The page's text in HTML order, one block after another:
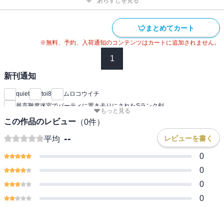
まとめてカート
※無料、予約、入荷通知のコンテンツはカートに追加されません。
1
新刊通知
quiet toi8
ムロコウイチ
最高難度迷宮でパーティに置き去りにされたSランク剣
もっと見る
この作品のレビュー （0件）
平均 -- レビューを書く
0
0
0
0